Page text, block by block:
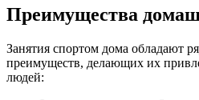
Преимущества
Занятия спортом дома обладают
преимуществ, делающих их
людей: